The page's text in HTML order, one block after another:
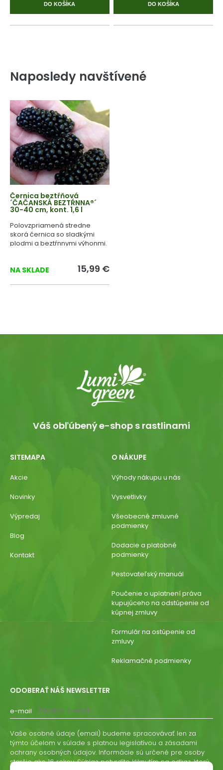
DO KOŠÍKA DO KOŠÍKA
Naposledy navštívené
Černica beztŕňová
´ČAČANSKÁ BEZTŔNNA®´
30-40 cm, kont. 1,6 l
Polovzpriamená stredne
skorá černica so sladkými
plodmi a beztŕnnymi výhonmi.
NA SKLADE 15,99 €
Váš obľúbený e-shop s rastlinami
SITEMAPA
Akcie
Novinky
Výpredaj
Blog
Kontakt
O NÁKUPE
Výhody nákupu u nás
Vysvetlivky
Všeobecné zmluvné
podmienky
Dodacie a platobné
podmienky
Pestovateľský manuál
Poučenie o uplatnení práva
kupujúceho na odstúpenie od
kúpnej zmluvy
Formulár na ostúpenie od
zmluvy
Reklamačné podmienky
ODOBERAŤ NÁŠ NEWSLETTER
e-mail
Vaše osobné údaje (email) budeme spracovávať len za
týmto účelom v súlade s platnou legislatívou a zásadami
ochrany osobných údajov. Informácie sú určené pre osoby
staršie ako 16 rokov. Súhlas potvrdíte kliknutím na odkaz, ktorý